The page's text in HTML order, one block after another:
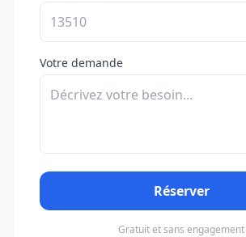
Votre demande
Réserver
Gratuit et sans engagement